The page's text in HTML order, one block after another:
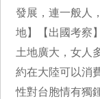
發展，連一般人
地】【出國考察
土地廣大，女人
約在大陸可以消
性對台胞情有獨